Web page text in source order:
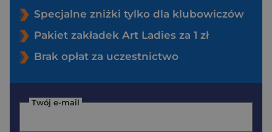
Specjalne zniżki tylko dla klubowiczów
Pakiet zakładek Art Ladies za 1 zł
Brak opłat za uczestnictwo
Twój e-mail